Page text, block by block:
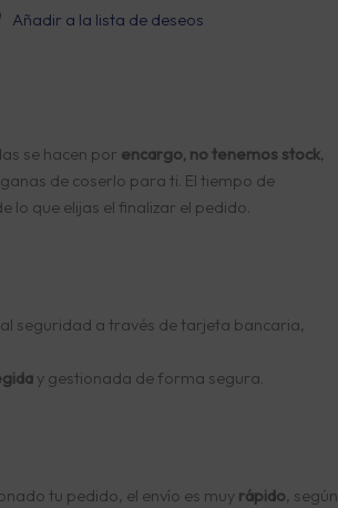
Añadir a la lista de deseos
se hacen por encargo, no tenemos stock,
de coserlo para ti. El tiempo de
lo que elijas el finalizar el pedido.
seguridad a través de tarjeta bancaria,
y gestionada de forma segura.
tu pedido, el envío es muy rápido, según